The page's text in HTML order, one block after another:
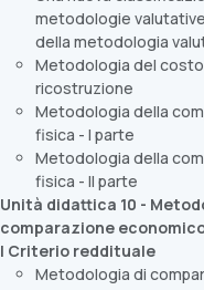
metodologie
della metodologia
Metodologia del
ricostruzione
Metodologia della
fisica - I parte
Metodologia della
fisica - II parte
Unità didattica 10 -
comparazione
| Criterio reddituale
Metodologia di